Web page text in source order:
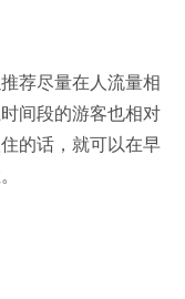
荐尽量在人流量相
间段的游客也相对
的话，就可以在早